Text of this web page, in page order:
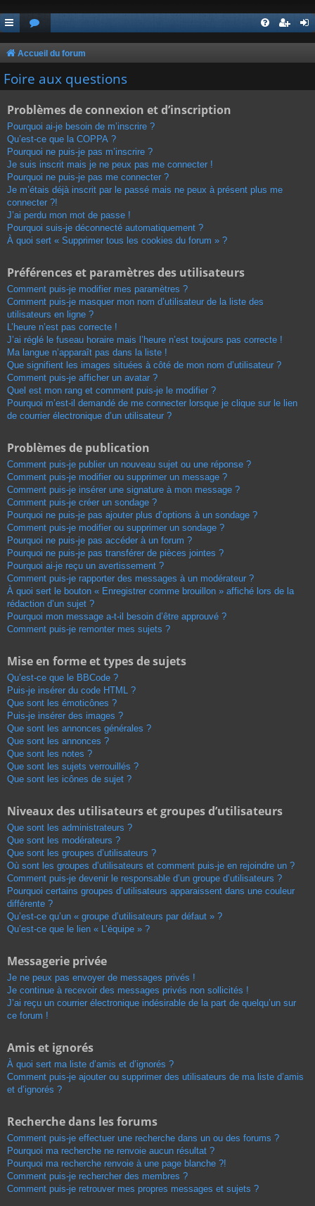
Accueil du forum
Foire aux questions
Problèmes de connexion et d’inscription
Pourquoi ai-je besoin de m’inscrire ?
Qu’est-ce que la COPPA ?
Pourquoi ne puis-je pas m’inscrire ?
Je suis inscrit mais je ne peux pas me connecter !
Pourquoi ne puis-je pas me connecter ?
Je m’étais déjà inscrit par le passé mais ne peux à présent plus me
connecter ?!
J’ai perdu mon mot de passe !
Pourquoi suis-je déconnecté automatiquement ?
À quoi sert « Supprimer tous les cookies du forum » ?
Préférences et paramètres des utilisateurs
Comment puis-je modifier mes paramètres ?
Comment puis-je masquer mon nom d’utilisateur de la liste des
utilisateurs en ligne ?
L’heure n’est pas correcte !
J’ai réglé le fuseau horaire mais l’heure n’est toujours pas correcte !
Ma langue n’apparaît pas dans la liste !
Que signifient les images situées à côté de mon nom d’utilisateur ?
Comment puis-je afficher un avatar ?
Quel est mon rang et comment puis-je le modifier ?
Pourquoi m’est-il demandé de me connecter lorsque je clique sur le lien
de courrier électronique d’un utilisateur ?
Problèmes de publication
Comment puis-je publier un nouveau sujet ou une réponse ?
Comment puis-je modifier ou supprimer un message ?
Comment puis-je insérer une signature à mon message ?
Comment puis-je créer un sondage ?
Pourquoi ne puis-je pas ajouter plus d’options à un sondage ?
Comment puis-je modifier ou supprimer un sondage ?
Pourquoi ne puis-je pas accéder à un forum ?
Pourquoi ne puis-je pas transférer de pièces jointes ?
Pourquoi ai-je reçu un avertissement ?
Comment puis-je rapporter des messages à un modérateur ?
À quoi sert le bouton « Enregistrer comme brouillon » affiché lors de la
rédaction d’un sujet ?
Pourquoi mon message a-t-il besoin d’être approuvé ?
Comment puis-je remonter mes sujets ?
Mise en forme et types de sujets
Qu’est-ce que le BBCode ?
Puis-je insérer du code HTML ?
Que sont les émoticônes ?
Puis-je insérer des images ?
Que sont les annonces générales ?
Que sont les annonces ?
Que sont les notes ?
Que sont les sujets verrouillés ?
Que sont les icônes de sujet ?
Niveaux des utilisateurs et groupes d’utilisateurs
Que sont les administrateurs ?
Que sont les modérateurs ?
Que sont les groupes d’utilisateurs ?
Où sont les groupes d’utilisateurs et comment puis-je en rejoindre un ?
Comment puis-je devenir le responsable d’un groupe d’utilisateurs ?
Pourquoi certains groupes d’utilisateurs apparaissent dans une couleur
différente ?
Qu’est-ce qu’un « groupe d’utilisateurs par défaut » ?
Qu’est-ce que le lien « L’équipe » ?
Messagerie privée
Je ne peux pas envoyer de messages privés !
Je continue à recevoir des messages privés non sollicités !
J’ai reçu un courrier électronique indésirable de la part de quelqu’un sur
ce forum !
Amis et ignorés
À quoi sert ma liste d’amis et d’ignorés ?
Comment puis-je ajouter ou supprimer des utilisateurs de ma liste d’amis
et d’ignorés ?
Recherche dans les forums
Comment puis-je effectuer une recherche dans un ou des forums ?
Pourquoi ma recherche ne renvoie aucun résultat ?
Pourquoi ma recherche renvoie à une page blanche ?!
Comment puis-je rechercher des membres ?
Comment puis-je retrouver mes propres messages et sujets ?